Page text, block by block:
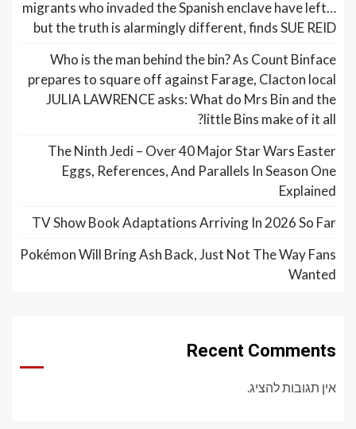
migrants who invaded the Spanish enclave have left…
but the truth is alarmingly different, finds SUE REID
Who is the man behind the bin? As Count Binface
prepares to square off against Farage, Clacton local
JULIA LAWRENCE asks: What do Mrs Bin and the
little Bins make of it all?
The Ninth Jedi – Over 40 Major Star Wars Easter
Eggs, References, And Parallels In Season One
Explained
TV Show Book Adaptations Arriving In 2026 So Far
Pokémon Will Bring Ash Back, Just Not The Way Fans
Wanted
Recent Comments
אין תגובות להציג.